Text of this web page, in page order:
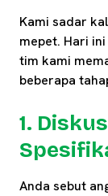
Kami sadar
mepet. Hari
tim kami
beberapa
1.
Anda sebut